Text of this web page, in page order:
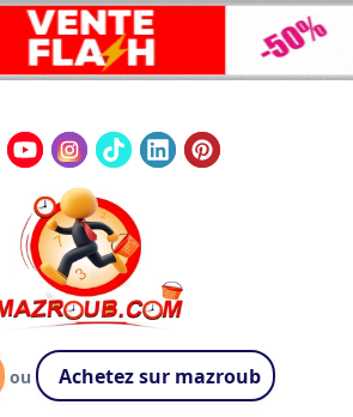
ou Achetez sur mazroub